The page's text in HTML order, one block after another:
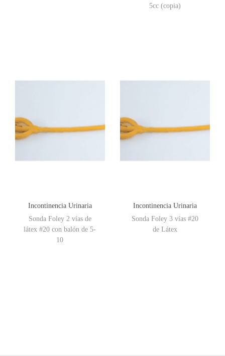
5cc (copia)
Incontinencia Urinaria
Sonda Foley 2 vías de
látex #20 con balón de 5-
10
Incontinencia Urinaria
Sonda Foley 3 vías #20
de Látex